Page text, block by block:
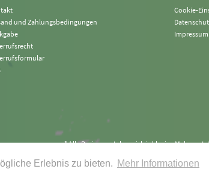
Erlebnis zu bieten. Mehr Informationen
und Zahlungsbedingungen
Cookie-
Impressum
* Alle Preise verstehen sich inklusive
Art&Detail Shirt